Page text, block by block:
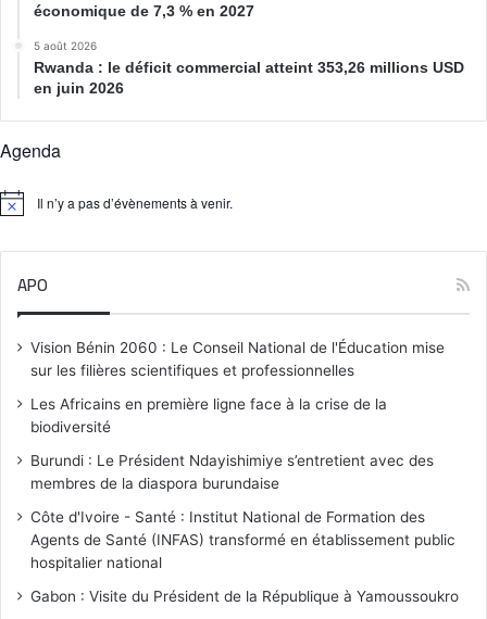
économique de 7,3 % en 2027
5 août 2026
Rwanda : le déficit commercial atteint 353,26 millions USD
en juin 2026
Agenda
N
Il n’y a pas d’évènements à venir.
APO
Vision Bénin 2060 : Le Conseil National de l'Éducation mise
sur les filières scientifiques et professionnelles
Les Africains en première ligne face à la crise de la
biodiversité
Burundi : Le Président Ndayishimiye s’entretient avec des
membres de la diaspora burundaise
Côte d'Ivoire - Santé : Institut National de Formation des
Agents de Santé (INFAS) transformé en établissement public
hospitalier national
Gabon : Visite du Président de la République à Yamoussoukro